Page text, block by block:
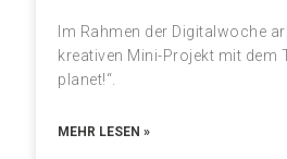
Im Rahmen der Digitalwoche
kreativen Mini-Projekt mit dem
planet!“.
MEHR LESEN »